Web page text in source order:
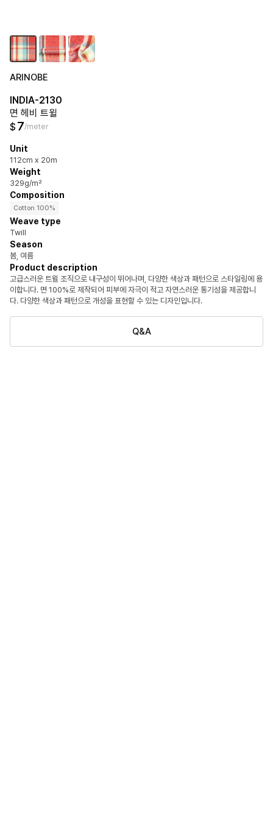
ARINOBE
INDIA-2130
면 헤비 트윌
$ 7/meter
Unit
112cm x 20m
Weight
329g/m²
Composition
Cotton 100%
Weave type
Twill
Season
봄, 여름
Product description
고급스러운 트윌 조직으로 내구성이 뛰어나며, 다양한 색상과 패턴으로 스타일링에 용
이합니다. 면 100%로 제작되어 피부에 자극이 적고 자연스러운 통기성을 제공합니
다. 다양한 색상과 패턴으로 개성을 표현할 수 있는 디자인입니다.
Q&A